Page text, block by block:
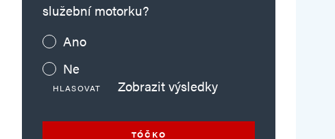
služební motorku?
Ano
Ne
HLASOVAT Zobrazit výsledky
TÓČKO